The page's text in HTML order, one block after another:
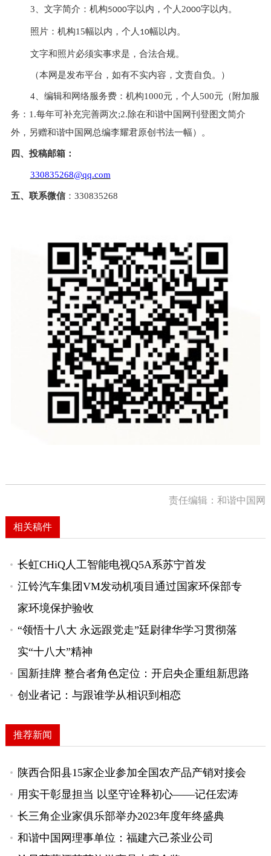
3、文字简介：机构5000字以内，个人 2000字以内。
照片：机构15幅以内，个人 10幅以内。
文字和照片必须实事求是，合法合规。
（本网是发布平台，如有不实内容，文责自负。）
4、 编辑和网络服务费：机构1000元，个人500元（附加服
务： 1.每年可补充完善两次;2.除在和谐中国网刊登图文简介
外，另赠和谐中国网 总编李耀君原创书法一幅）。
四、投稿邮箱：
330835268@qq.com
五、联系微信： 330835268
责任编辑：和谐中国网
相关稿件
长虹CHiQ人工智能电视Q5A系苏宁首发
江铃汽车集团VM发动机项目通过国家环保部专
家环境保护验收
“领悟十八大 永远跟党走”廷尉律华学习贯彻落
实“十八大”精神
国新挂牌 整合者角色定位：开启央企重组新思路
创业者记：与跟谁学从相识到相恋
推荐新闻
陕西合阳县15家企业参加全国农产品产销对接会
用实干彰显担当 以坚守诠释初心——记任宏涛
长三角企业家俱乐部举办2023年度年终盛典
和谐中国网理事单位：福建六己茶业公司